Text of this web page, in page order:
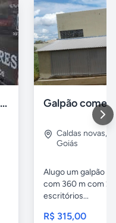
Lojas e salas comerciais no vinhais Galpão
Caldas novas,
Goiás
Alugo um galpão
com 360 m com 2
escritórios...
R$ 315,00